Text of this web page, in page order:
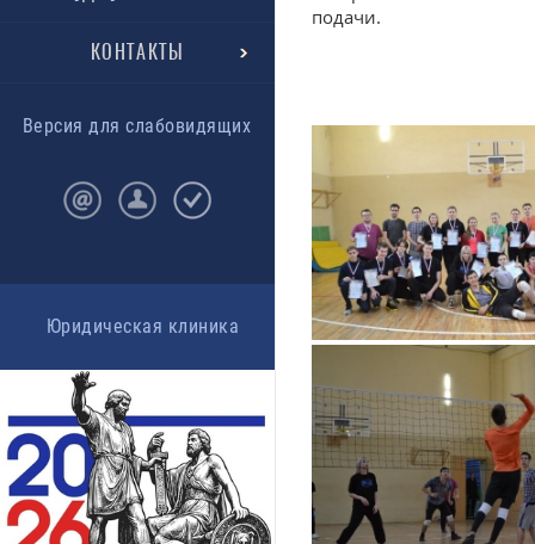
КОНТАКТЫ
Версия для слабовидящих
Юридическая клиника
подачи.